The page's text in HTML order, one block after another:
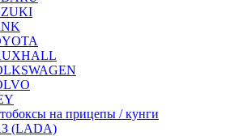
на прицепы / кунги
(LADA)